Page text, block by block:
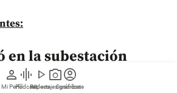
person
Mi Perfil
graphic_eq
Pódcast
play_arrow
Videos
photo_camera
Reportajes gráficos
account_circle
Suscríbete
en la subestación
III en Antioquia?